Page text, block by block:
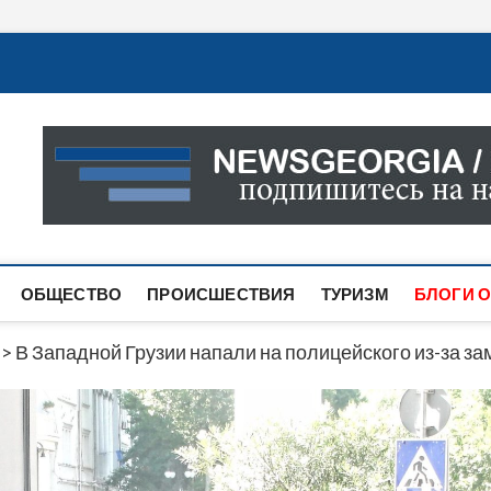
Новости Грузии
САМАЯ АКТУАЛЬНАЯ ИНФОРМАЦИЯ О СОБЫТИЯХ
САЙТЕ ВЫ НАЙДЕТЕ НОВОСТИ ПОЛИТИКИ,
ОБЩЕСТВО ПРОИСШЕСТВИЯ ТУРИЗМ БЛОГИ
> В Западной Грузии напали на полицейского из-за